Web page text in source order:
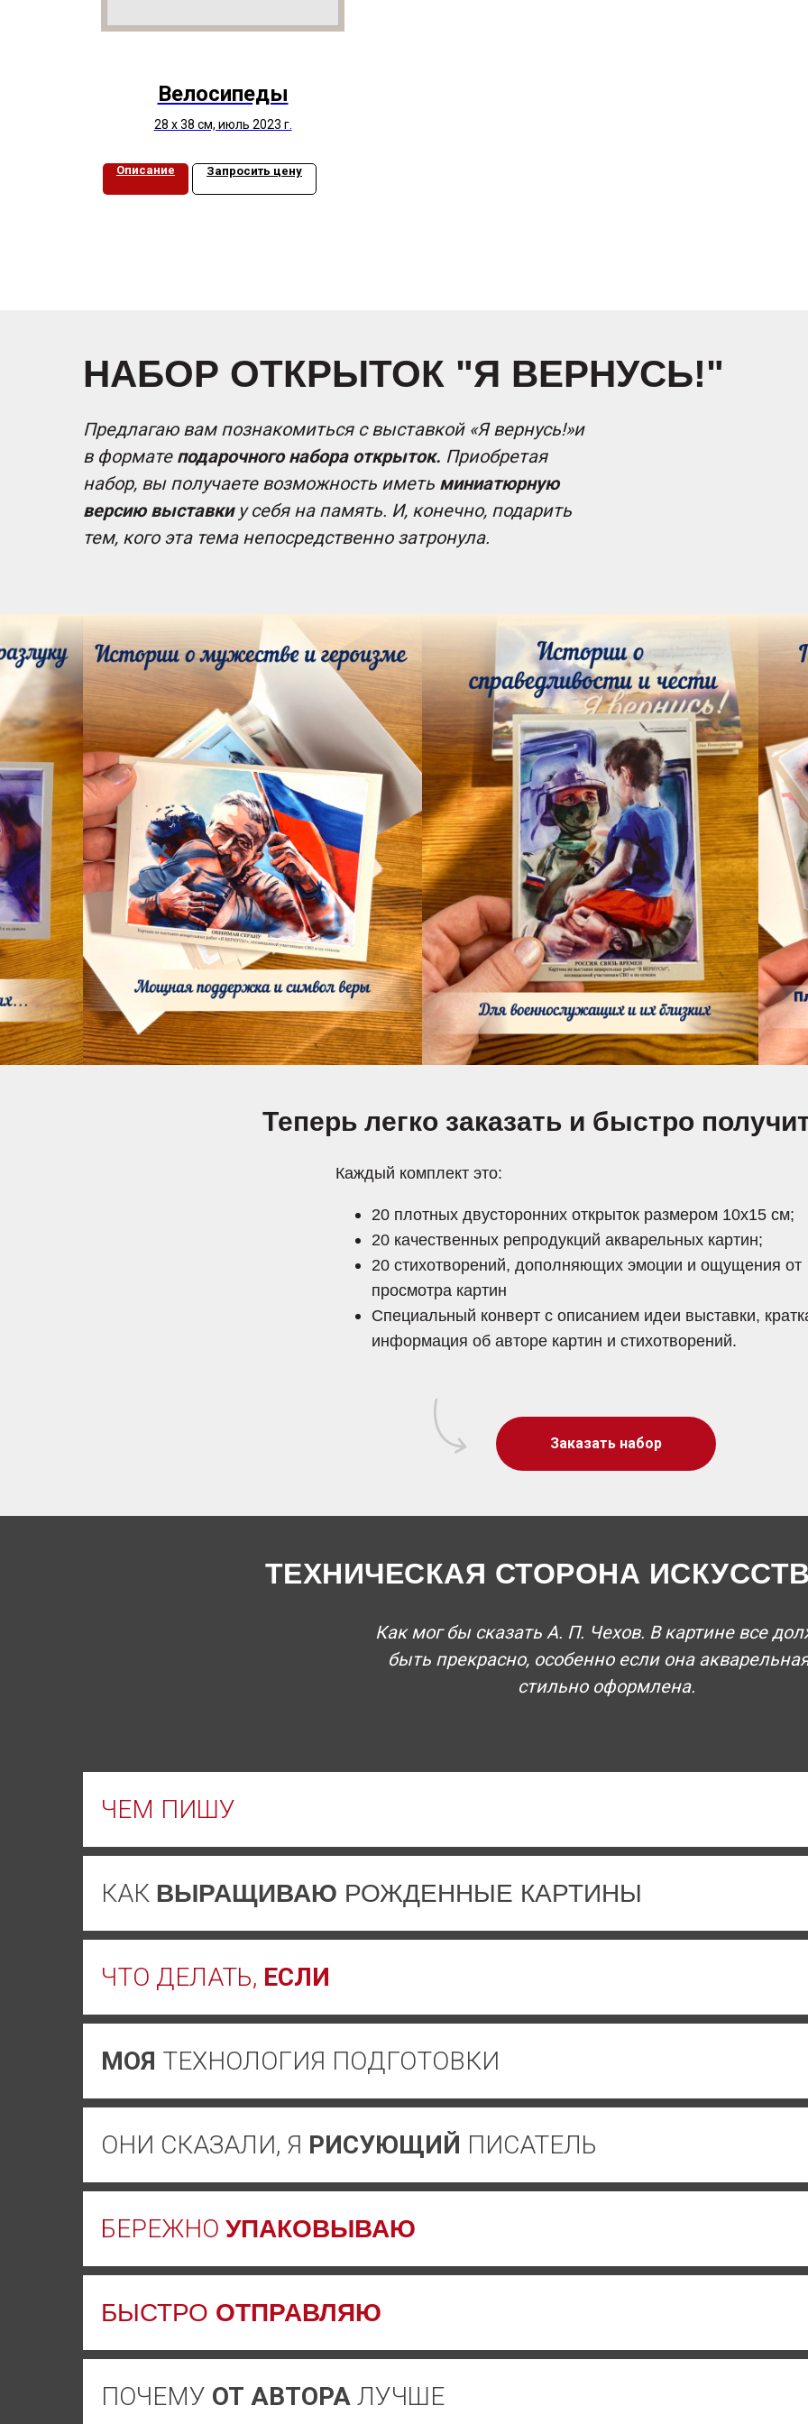
Велосипеды
28 х 38 см, июль 2023 г.
Описание Запросить цену
НАБОР ОТКРЫТОК "Я ВЕРНУСЬ!"
Предлагаю вам познакомиться с выставкой «Я вернусь!»и
в формате подарочного набора открыток. Приобретая
набор, вы получаете возможность иметь миниатюрную
версию выставкиу себя на память. И, конечно, подарить
тем, кого эта тема непосредственно затронула.
Теперь легко заказать и быстро
Каждый комплект это:
20 плотных двусторонних открыток размером 10х15 см;
20 качественных репродукций акварельных картин;
20 стихотворений, дополняющих эмоции и ощущения от
просмотра картин
Специальный конверт с описанием идеи выставки,
информация об авторе картин и стихотворений.
Заказать набор
ТЕХНИЧЕСКАЯ СТОРОНА
Как мог бы сказать А. П. Чехов. В картине все
быть прекрасно, особенно если она
стильно оформлена.
ЧЕМ ПИШУ
КАК ВЫРАЩИВАЮ РОЖДЕННЫЕ КАРТИНЫ
ЧТО ДЕЛАТЬ, ЕСЛИ
МОЯ ТЕХНОЛОГИЯ ПОДГОТОВКИ
ОНИ СКАЗАЛИ, Я РИСУЮЩИЙ ПИСАТЕЛЬ
БЕРЕЖНО УПАКОВЫВАЮ
БЫСТРО ОТПРАВЛЯЮ
ПОЧЕМУ ОТ АВТОРА ЛУЧШЕ